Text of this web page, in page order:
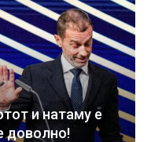
и натаму е
доволно!